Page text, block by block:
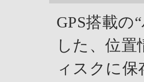
GPS搭載の
した、位
ィスクに